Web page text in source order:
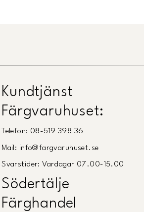
Kundtjänst
Färgvaruhuset:
Telefon: 08-519 398 36
Mail: info@fargvaruhuset.se
Svarstider: Vardagar 07.00-15.00
Södertälje
Färghandel